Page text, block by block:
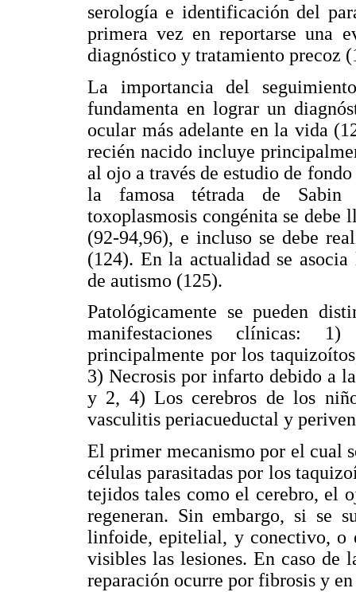
serología e identificación del
primera vez en reportarse una
diagnóstico y tratamiento precoz
La importancia del
fundamenta en lograr un
ocular más adelante en la vida
recién nacido incluye
al ojo a través de estudio de
la famosa tétrada de Sabin
toxoplasmosis congénita se
(92-94,96), e incluso se debe
(124). En la actualidad se
de autismo (125).
Patológicamente se pueden
manifestaciones clínicas:
principalmente por los
3) Necrosis por infarto debido a
y 2, 4) Los cerebros de los
vasculitis periacueductal y
El primer mecanismo por el cual
células parasitadas por los
tejidos tales como el cerebro, el
regeneran. Sin embargo, si se
linfoide, epitelial, y conectivo, o
visibles las lesiones. En caso de
reparación ocurre por fibrosis y